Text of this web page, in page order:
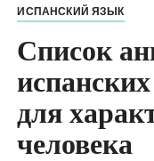
ИСПАНСКИЙ ЯЗЫК
Список
для
человека